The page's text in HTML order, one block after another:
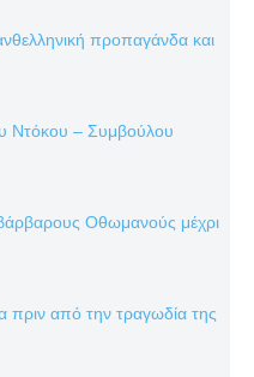
προπαγάνδα και
Ντόκου – Συμβούλου
Οθωμανούς μέχρι
πριν από την τραγωδία της